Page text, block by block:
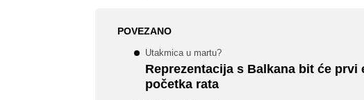
POVEZANO
Utakmica u martu?
Reprezentacija s Balkana bit će
početka rata